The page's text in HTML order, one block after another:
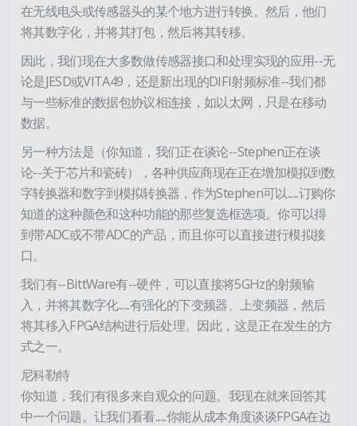
在无线电头或传感器头的某个地方进行转换。然后，他们
将其数字化，并将其打包，然后将其转移。
因此，我们现在大多数做传感器接口和处理实现的应用--无
论是JESD或VITA49，还是新出现的DIFI射频标准--我们都
与一些标准的数据包协议相连接，如以太网，只是在移动
数据。
另一种方法是（你知道，我们正在谈论--Stephen正在谈
论--关于芯片和瓷砖），各种供应商现在正在增加模拟到数
字转换器和数字到模拟转换器，作为Stephen可以......订购你
知道的这种颜色和这种功能的那些复选框选项。你可以得
到带ADC或不带ADC的产品，而且你可以直接进行模拟接
口。
我们有--BittWare有--硬件，可以直接将5GHz的射频输
入，并将其数字化......有强化的下变频器、上变频器，然后
将其移入FPGA结构进行后处理。因此，这是正在发生的方
式之一。
尼科勒特
你知道，我们有很多来自观众的问题。我现在就来回答其
中一个问题。让我们看看......你能从成本角度谈谈FPGA在边